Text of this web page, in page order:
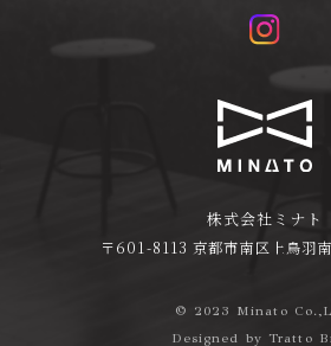
株式会社ミナト
〒601-8113 京都市南区上鳥羽
© 2023 Minato
Designed by Tratto